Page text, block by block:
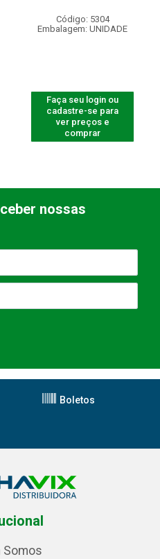
Código: 5304
Embalagem: UNIDADE
Faça seu login ou
cadastre-se para
ver preços e
comprar
nossas
Boletos
Somos